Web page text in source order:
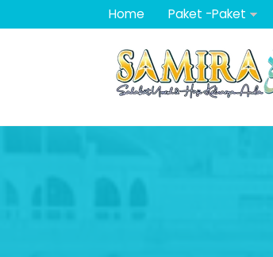
Home Paket -Paket